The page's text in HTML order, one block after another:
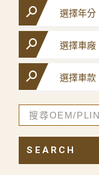
SEARCH